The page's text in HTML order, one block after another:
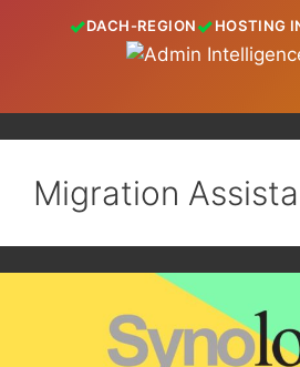
DACH-REGION HOSTING
Migration